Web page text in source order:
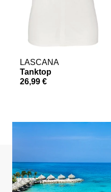
LASCANA
Tanktop
26,99 €